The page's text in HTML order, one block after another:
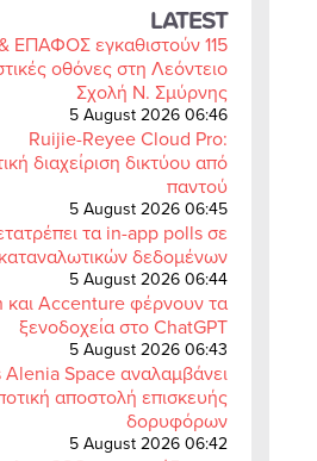
LATEST
ΕΠΑΦΟΣ εγκαθιστούν 115
οθόνες στη Λεόντειο
Σχολή Ν. Σμύρνης
5 August 2026 06:46
Ruijie-Reyee Cloud Pro:
διαχείριση δικτύου από
παντού
5 August 2026 06:45
τα in-app polls σε
δεδομένων
5 August 2026 06:44
και Accenture φέρνουν τα
ξενοδοχεία στο ChatGPT
5 August 2026 06:43
Space αναλαμβάνει
αποστολή επισκευής
δορυφόρων
5 August 2026 06:42